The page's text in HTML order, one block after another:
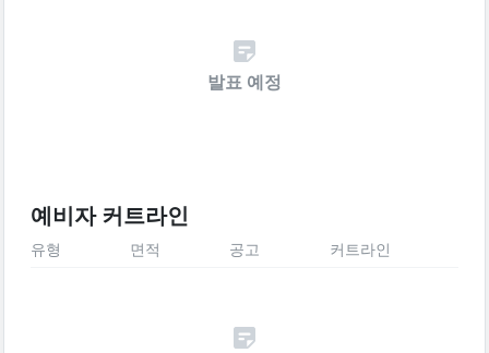
발표 예정
예비자 커트라인
유형 면적 공고 커트라인